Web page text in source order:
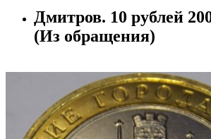
Дмитров. 10 рублей
(Из обращения)